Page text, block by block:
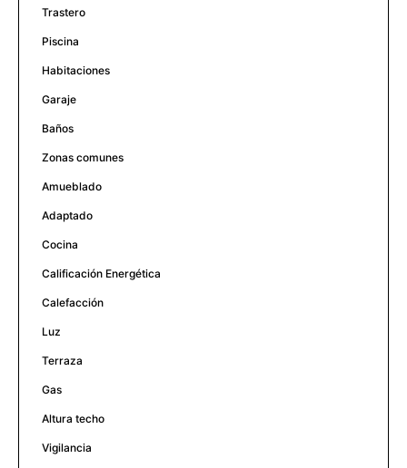
Trastero
Piscina
Habitaciones
Garaje
Baños
Zonas comunes
Amueblado
Adaptado
Cocina
Calificación Energética
Calefacción
Luz
Terraza
Gas
Altura techo
Vigilancia